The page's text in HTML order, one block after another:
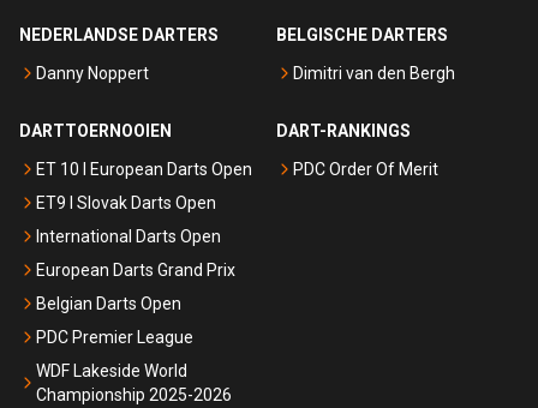
NEDERLANDSE DARTERS
Danny Noppert
BELGISCHE DARTERS
Dimitri van den Bergh
DARTTOERNOOIEN
ET 10 I European Darts Open
ET9 I Slovak Darts Open
International Darts Open
European Darts Grand Prix
Belgian Darts Open
PDC Premier League
WDF Lakeside World
Championship 2025-2026
DART-RANKINGS
PDC Order Of Merit